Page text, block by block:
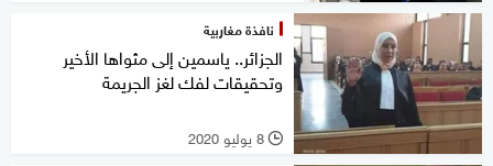
نافذة مغاربية
الجزائر.. ياسمين إلى مثواها الأخير
وتحقيقات لفك لغز الجريمة
l 8 يوليو 2020